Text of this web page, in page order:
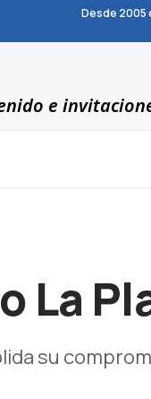
Desde 2005
e
La
su